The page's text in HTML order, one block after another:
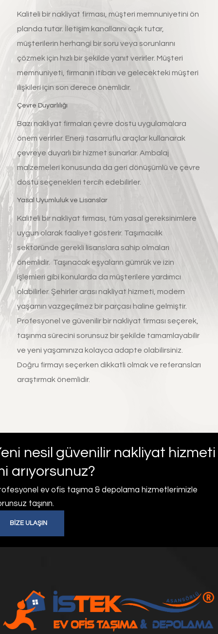
Kaliteli bir nakliyat firması, müşteri memnuniyetini ön
planda tutar. İletişim kanallarını açık tutar,
müşterilerin herhangi bir soru veya sorunlarını
çözmek için hızlı bir şekilde yanıt verirler. Müşteri
memnuniyeti, firmanın itibarı ve gelecekteki müşteri
ilişkileri için son derece önemlidir.
Çevre Duyarlılığı
Bazı nakliyat firmaları çevre dostu uygulamalara
önem verirler. Enerji tasarruflu araçlar kullanarak
çevreye duyarlı bir hizmet sunarlar. Ambalaj
malzemeleri konusunda da geri dönüşümlü ve çevre
dostu seçenekleri tercih edebilirler.
Yasal Uyumluluk ve Lisanslar
Kaliteli bir nakliyat firması, tüm yasal gereksinimlere
uygun olarak faaliyet gösterir. Taşımacılık
sektöründe gerekli lisanslara sahip olmaları
önemlidir. Taşınacak eşyaların gümrük ve izin
işlemleri gibi konularda da müşterilere yardımcı
olabilirler. Şehirler arası nakliyat hizmeti, modern
yaşamın vazgeçilmez bir parçası haline gelmiştir.
Profesyonel ve güvenilir bir nakliyat firması seçerek,
taşınma sürecini sorunsuz bir şekilde tamamlayabilir
ve yeni yaşamınıza kolayca adapte olabilirsiniz.
Doğru firmayı seçerken dikkatli olmak ve referansları
araştırmak önemlidir.
nesil güvenilir nakliyat hizmeti
arıyorsunuz?
ev ofis taşıma & depolama hizmetlerimizle
taşının.
BIZE ULAŞIN